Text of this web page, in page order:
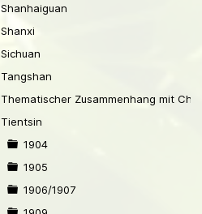
Shanhaiguan
Shanxi
Sichuan
Tangshan
Thematischer Zusammenhang mit China
Tientsin
1904
1905
1906/1907